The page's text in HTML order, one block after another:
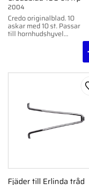
Credo originalblad. 10
askar med 10 st. Passar
till hornhudshyvel
2004
Fjäder till Erlinda tråd